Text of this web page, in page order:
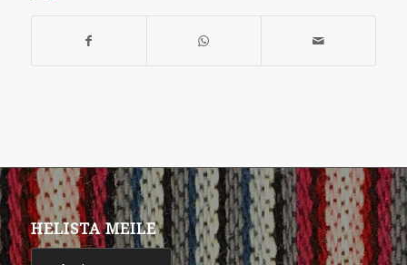
HELISTA MEILE